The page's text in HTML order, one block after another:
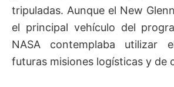
tripuladas. Aunque el New
el principal vehículo del
NASA contemplaba utilizar
futuras misiones logísticas y de